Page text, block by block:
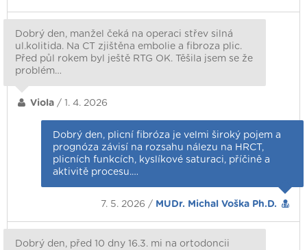
Dobrý den, manžel čeká na operaci střev silná
ul.kolitida. Na CT zjištěna embolie a fibroza plic.
Před půl rokem byl ještě RTG OK. Těšila jsem se že
problém…
Viola / 1. 4. 2026
Dobrý den, plicní fibróza je velmi široký pojem a
prognóza závisí na rozsahu nálezu na HRCT,
plicních funkcích, kyslíkové saturaci, příčině a
aktivitě procesu.…
7. 5. 2026 / MUDr. Michal Voška Ph.D.
Dobrý den, před 10 dny 16.3. mi na ortodoncii